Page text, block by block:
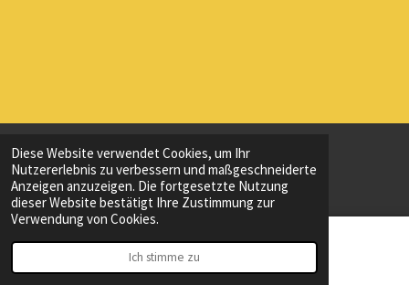
Diese Website verwendet Cookies, um Ihr
Nutzererlebnis zu verbessern und maßgeschneiderte
Anzeigen anzuzeigen. Die fortgesetzte Nutzung
dieser Website bestätigt Ihre Zustimmung zur
Verwendung von Cookies.
Ich stimme zu
© 2023 - 2026 Hochstift-Borussen
Mit Unterstützung von Webador